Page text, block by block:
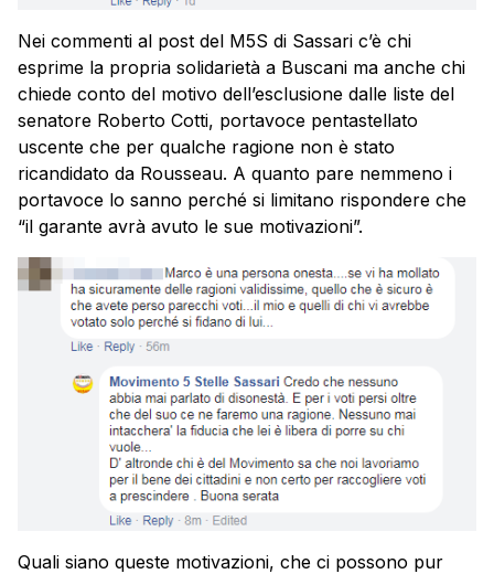
Nei commenti al post del M5S di Sassari c’è chi
esprime la propria solidarietà a Buscani ma anche chi
chiede conto del motivo dell’esclusione dalle liste del
senatore Roberto Cotti, portavoce pentastellato
uscente che per qualche ragione non è stato
ricandidato da Rousseau. A quanto pare nemmeno i
portavoce lo sanno perché si limitano rispondere che
“il garante avrà avuto le sue motivazioni”.
Quali siano queste motivazioni, che ci possono pur